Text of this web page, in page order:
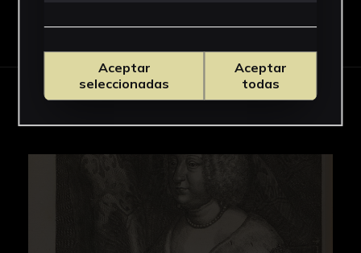
Descargar Ficha
Aceptar
seleccionadas
Aceptar
todas